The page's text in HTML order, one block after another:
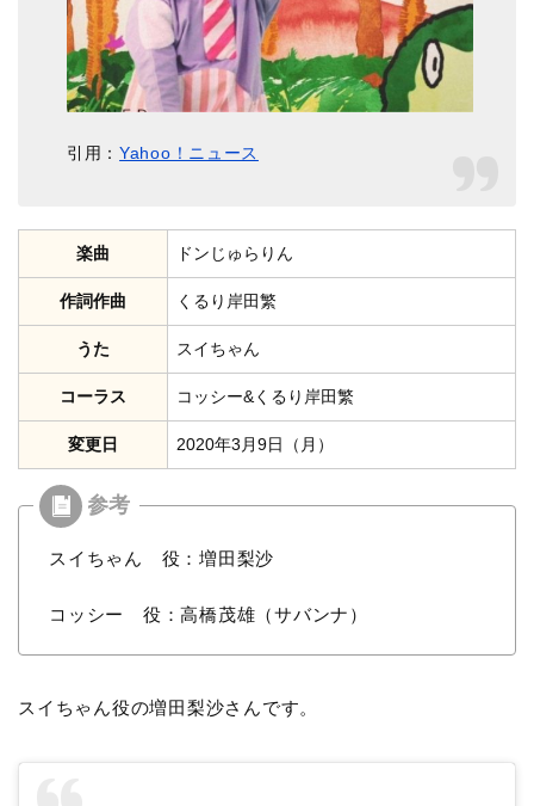
引用：Yahoo！ニュース
楽曲 ドンじゅらりん
作詞作曲 くるり岸田繁
うた スイちゃん
コーラス コッシー&くるり岸田繁
変更日 2020年3月9日（月）
スイちゃん 役：増田梨沙
コッシー 役：高橋茂雄（サバンナ）
スイちゃん役の増田梨沙さんです。